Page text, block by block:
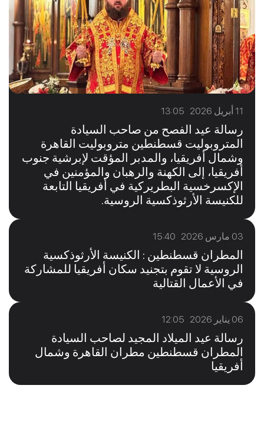
11 أبريل 2026 13:05
رسالة عيد الفصح من صاحب السيادة
المتروبوليت قسطنطين متروبوليت القاهرة
وشمال أفريقيا، والمدبر المؤقت لإبرشية جنوب
أفريقيا، إلى الكهنة والرهبان والمؤمنين في
الإكسرخسية البطريركية في أفريقيا التابعة
للكنيسة الأرثوذكسية الروسية.
03 مارس 2026 15:40
المطران قسطنطين : الكنيسة الأرثوذكسية
الروسية لا تقوم بتجنيد سكان أفريقيا للمشاركة
في الأعمال القتالية
06 يناير 2026 12:05
رسالة عيد الميلاد المجيد لصاحب السيادة
المطران قسطنطين مطران القاهرة وشمال
أفريقيا